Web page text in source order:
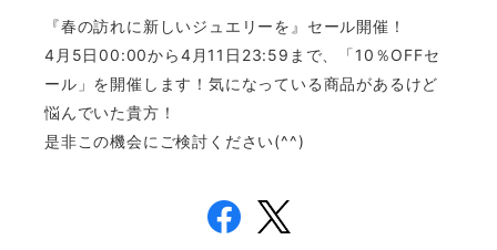
『春の訪れに新しいジュエリーを』セール開催！
4月5日00:00から4月11日23:59まで、「10％OFFセ
ール」を開催します！ 気になっている商品があるけど
悩んでいた貴方！
是非この機会にご検討ください(^^)